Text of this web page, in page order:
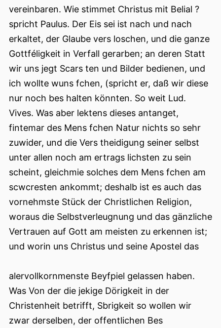
vereinbaren. Wie stimmet Christus mit Belial ?
spricht Paulus. Der Eis sei ist nach und nach
erkaltet, der Glaube vers loschen, und die ganze
Gottféligkeit in Verfall gerarben; an deren Statt
wir uns jegt Scars ten und Bilder bedienen, und
ich wollte wuns fchen, (spricht er, daß wir diese
nur noch bes halten könnten. So weit Lud.
Vives. Was aber lektens dieses antanget,
fintemar des Mens fchen Natur nichts so sehr
zuwider, und die Vers theidigung seiner selbst
unter allen noch am ertrags lichsten zu sein
scheint, gleichmie solches dem Mens fchen am
scwcresten ankommt; deshalb ist es auch das
vornehmste Stück der Christlichen Religion,
woraus die Selbstverleugnung und das gänzliche
Vertrauen auf Gott am meisten zu erkennen ist;
und worin uns Christus und seine Apostel das
alervollkornmenste Beyfpiel gelassen haben.
Was Von der die jekige Dörigkeit in der
Christenheit betrifft, Sbrigkeit so wollen wir
zwar derselben, der offentlichen Bes